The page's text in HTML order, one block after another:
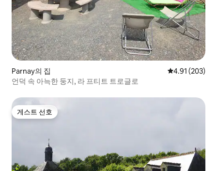
Parnay의 집 평점 4.91점(5
4.91 (203)
언덕 속 아늑한 둥지, 라 프티트 트로글로
게스트 선호
게스트 선호